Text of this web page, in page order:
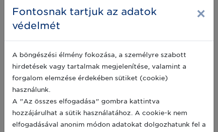
Fontosnak tartjuk az adatok
védelmét
×
A böngészési élmény fokozása, a személyre szabott
hirdetések vagy tartalmak megjelenítése, valamint a
forgalom elemzése érdekében sütiket (cookie)
használunk.
A "Az összes elfogadása" gombra kattintva
hozzájárulhat a sütik használatához. A cookie-k nem
elfogadásával anonim módon adatokat dolgozhatunk fel a